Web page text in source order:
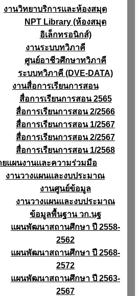
งานวิทยาบริการเเละห้องสมุด
NPT Library (ห้องสมุด
อิเล็กทรอนิกส์)
งานระบบทวิภาคี
ศูนย์อาชีวศึกษาทวิภาคี
ระบบทวิภาคี (DVE-DATA)
งานสื่อการเรียนการสอน
สื่อการเรียนการสอน 2565
สื่อการเรียนการสอน 2/2566
สื่อการเรียนการสอน 1/2567
สื่อการเรียนการสอน 2/2567
สื่อการเรียนการสอน 1/2568
ยแผนงานเเละความร่วมมือ
งานวางแผนเเละงบประมาณ
งานศูนย์ข้อมูล
งานวางแผนและงบประมาณ
ข้อมูลพื้นฐาน วก.นฐ
แผนพัฒนาสถานศึกษา ปี 2558-
2562
แผนพัฒนาสถานศึกษา ปี 2568-
2572
แผนพัฒนาสถานศึกษา ปี 2563-
2567